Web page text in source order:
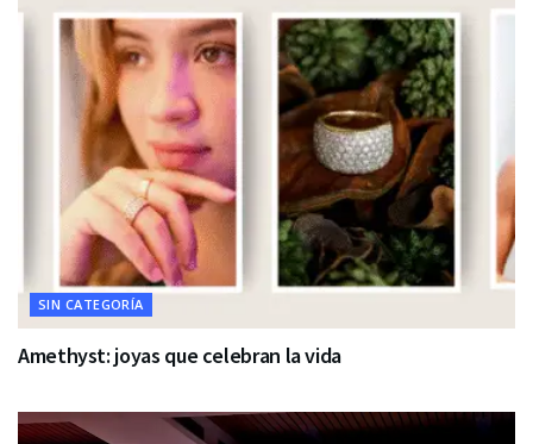
SIN CATEGORÍA
Amethyst: joyas que celebran la vida